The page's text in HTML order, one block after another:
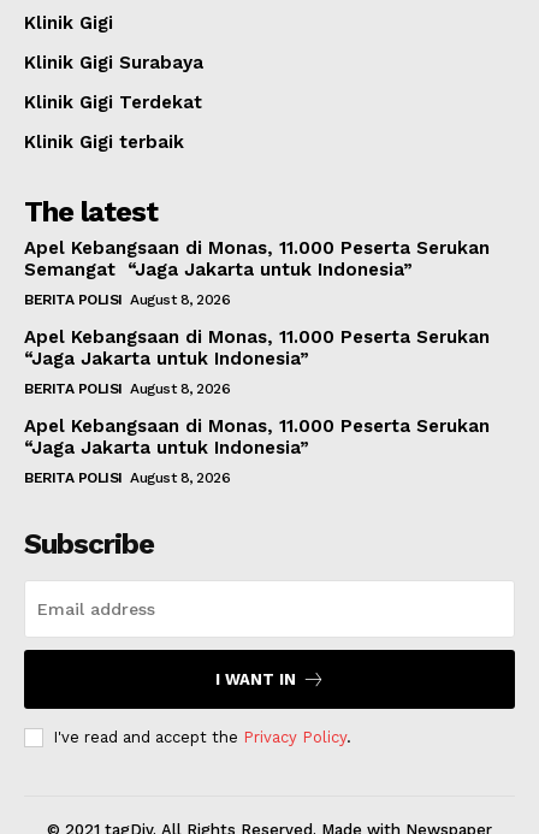
Klinik Gigi
Klinik Gigi Surabaya
Klinik Gigi Terdekat
Klinik Gigi terbaik
The latest
Apel Kebangsaan di Monas, 11.000 Peserta Serukan
Semangat “Jaga Jakarta untuk Indonesia”
BERITA POLISI August 8, 2026
Apel Kebangsaan di Monas, 11.000 Peserta Serukan
“Jaga Jakarta untuk Indonesia”
BERITA POLISI August 8, 2026
Apel Kebangsaan di Monas, 11.000 Peserta Serukan
“Jaga Jakarta untuk Indonesia”
BERITA POLISI August 8, 2026
Subscribe
I WANT IN
I've read and accept the Privacy Policy.
© 2021 tagDiv. All Rights Reserved. Made with Newspaper